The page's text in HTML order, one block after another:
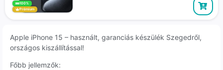
100%
Prémium
Apple iPhone 15 – használt, garanciás készülék Szegedről,
országos kiszállítással!
Főbb jellemzők: